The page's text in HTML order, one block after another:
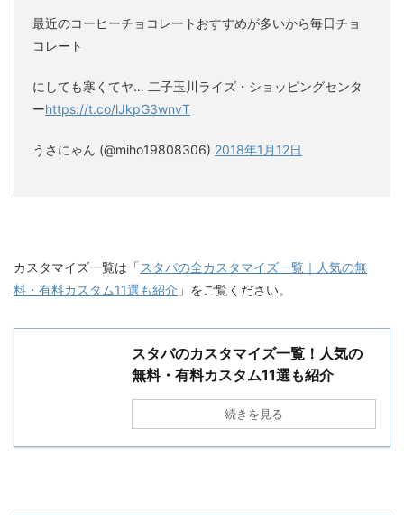
最近のコーヒーチョコレートおすすめが多いから毎日チョ
コレート
にしても寒くてヤ… 二子玉川ライズ・ショッピングセンタ
ーhttps://t.co/lJkpG3wnvT
うさにゃん (@miho19808306) 2018年1月12日
カスタマイズ一覧は「スタバの全カスタマイズ一覧｜人気の無
料・有料カスタム11選も紹介 」をご覧ください。
スタバのカスタマイズ一覧！人気の
無料・有料カスタム11選も紹介
続きを見る